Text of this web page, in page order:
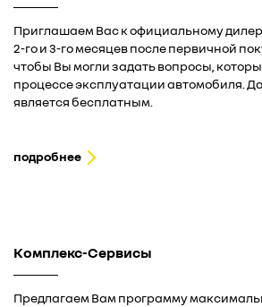
Приглашаем Вас к официальному
2-го и 3-го месяцев после первичной
чтобы Вы могли задать вопросы,
процессе эксплуатации автомобиля.
является бесплатным.
подробнее
Комплекс-Сервисы
Предлагаем Вам программу